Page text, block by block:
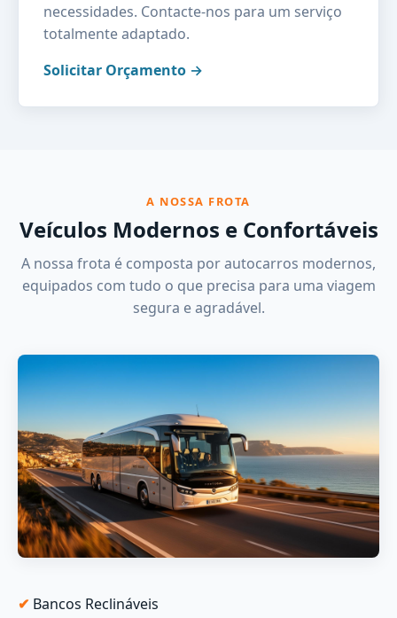
necessidades. Contacte-nos para um serviço
totalmente adaptado.
Solicitar Orçamento →
A NOSSA FROTA
Veículos Modernos e Confortáveis
A nossa frota é composta por autocarros modernos,
equipados com tudo o que precisa para uma viagem
segura e agradável.
Bancos Reclináveis